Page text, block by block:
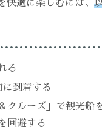
快適に楽しむには、
る
到着する
クルーズ」で観光船
回避する